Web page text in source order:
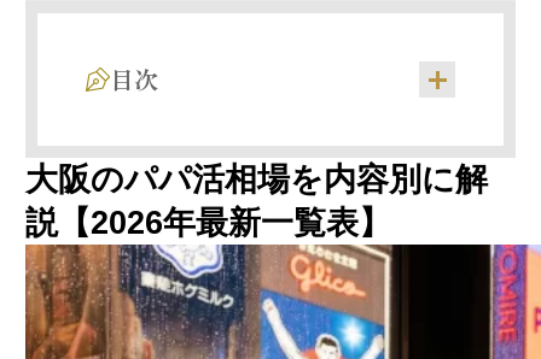
目次
顔合わせ（初回お茶）の相場｜5,000〜10,000
円
食事デート（ランチ・ディナー）の相場｜
10,000〜30,000円
定期契約の相場｜月50,000〜300,000円
2026年の大阪パパ活相場は下落傾向？最新ト
レンドと対策
大阪のパパ活相場を内容別に解
説【2026年最新一覧表】